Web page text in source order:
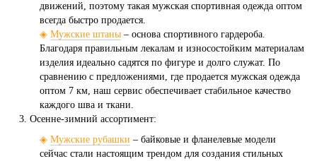
движений, поэтому такая мужская спортивная одежда оптом
всегда быстро продается.
◈ Мужские штаны – основа спортивного гардероба.
Благодаря правильным лекалам и износостойким материалам
изделия идеально садятся по фигуре и долго служат. По
сравнению с предложениями, где продается мужская одежда
оптом 7 км, наш сервис обеспечивает стабильное качество
каждого шва и ткани.
Осенне-зимний ассортимент:
◈ Мужские рубашки – байковые и фланелевые модели
сейчас стали настоящим трендом для создания стильных